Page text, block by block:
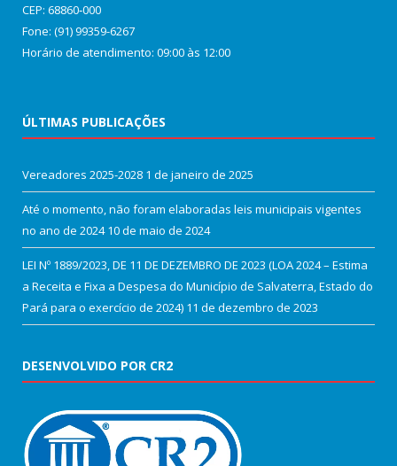
CEP: 68860‑000
Fone: (91) 99359-6267
Horário de atendimento: 09:00 às 12:00
ÚLTIMAS PUBLICAÇÕES
Vereadores 2025-2028 1 de janeiro de 2025
Até o momento, não foram elaboradas leis municipais vigentes
no ano de 2024 10 de maio de 2024
LEI Nº 1889/2023, DE 11 DE DEZEMBRO DE 2023 (LOA 2024 – Estima
a Receita e Fixa a Despesa do Município de Salvaterra, Estado do
Pará para o exercício de 2024) 11 de dezembro de 2023
DESENVOLVIDO POR CR2